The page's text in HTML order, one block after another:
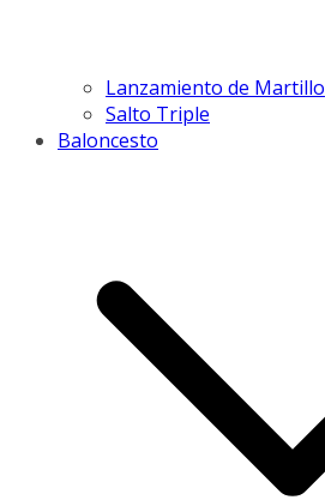
Lanzamiento de Martillo
Salto Triple
Baloncesto